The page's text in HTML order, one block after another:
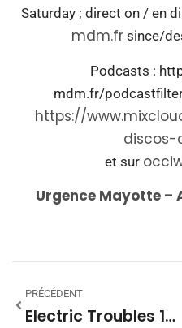
Saturday ; direct on / en
mdm.fr since/
Podcasts :
mdm.fr/
https://
et sur
Urgence Mayotte
PRÉCÉDENT
Electric Troubles 1612 – A TERRE